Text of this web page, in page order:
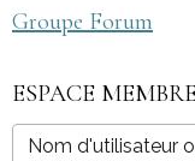
Groupe Forum
ESPACE MEMBRE